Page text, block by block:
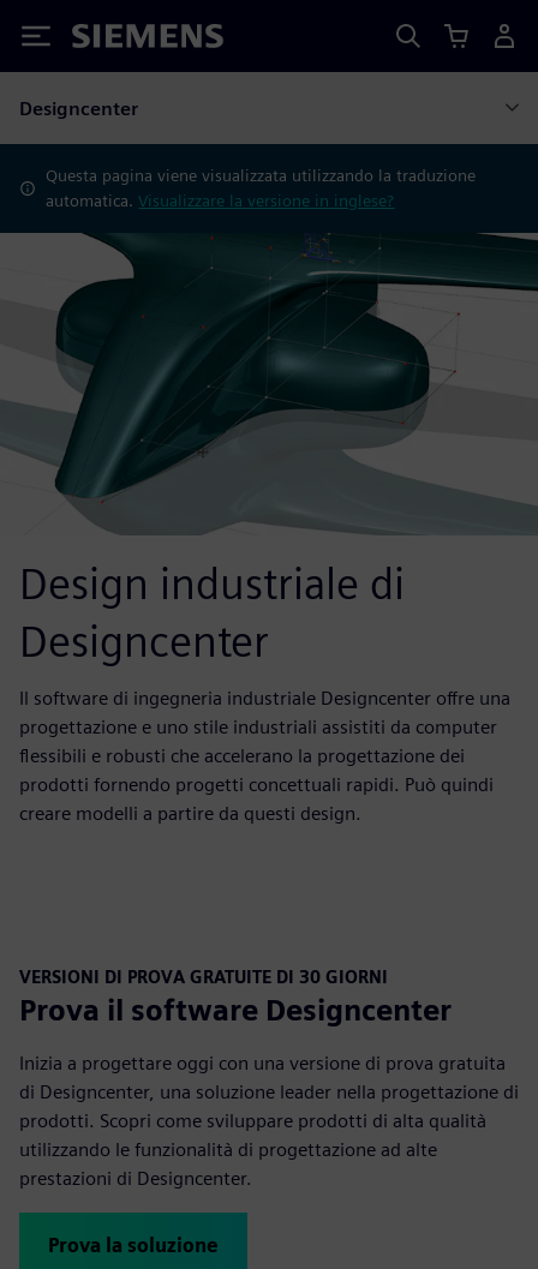
Siemens
Designcenter
Questa pagina viene visualizzata utilizzando la traduzione
automatica.Visualizzare la versione in inglese?
Design industriale di
Designcenter
Il software di ingegneria industriale Designcenter offre una
progettazione e uno stile industriali assistiti da computer
flessibili e robusti che accelerano la progettazione dei
prodotti fornendo progetti concettuali rapidi. Può quindi
creare modelli a partire da questi design.
VERSIONI DI PROVA GRATUITE DI 30 GIORNI
Prova il software Designcenter
Inizia a progettare oggi con una versione di prova gratuita
di Designcenter, una soluzione leader nella progettazione di
prodotti. Scopri come sviluppare prodotti di alta qualità
utilizzando le funzionalità di progettazione ad alte
prestazioni di Designcenter.
Prova la soluzione